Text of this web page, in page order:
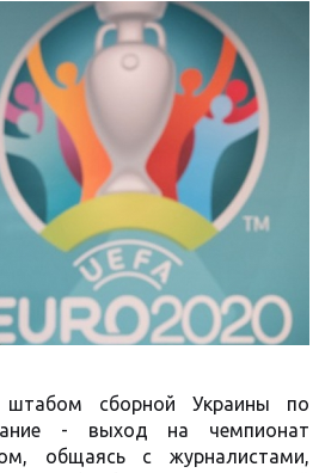
штабом сборной Украины по
- выход на чемпионат
общаясь с журналистами,